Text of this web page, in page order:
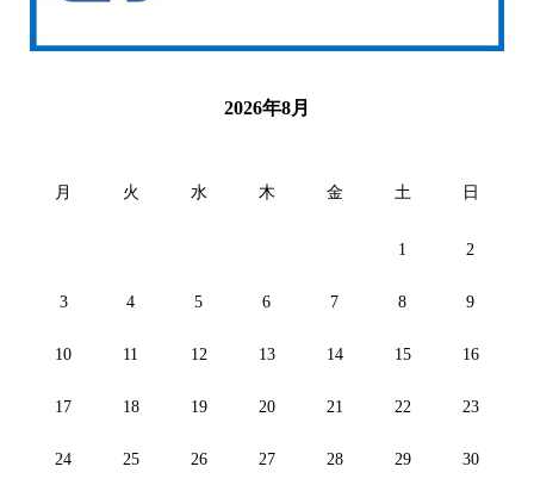
2026年8月
月 火 水 木 金 土 日
1 2
3 4 5 6 7 8 9
10 11 12 13 14 15 16
17 18 19 20 21 22 23
24 25 26 27 28 29 30